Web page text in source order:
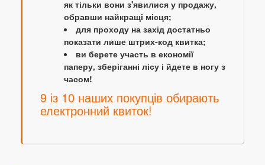
як тільки вони з'явилися у продажу,
обравши найкращі місця;
для проходу на захід достатньо
показати лише штрих-код квитка;
ви берете участь в економії
паперу, зберіганні лісу і йдете в ногу з
часом!
9 із 10 наших покупців обирають
електронний квиток!